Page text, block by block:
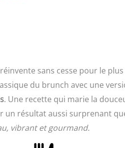
sans cesse pour le
du brunch avec une
. Une recette qui marie la
résultat aussi surprenant
vibrant et gourmand.